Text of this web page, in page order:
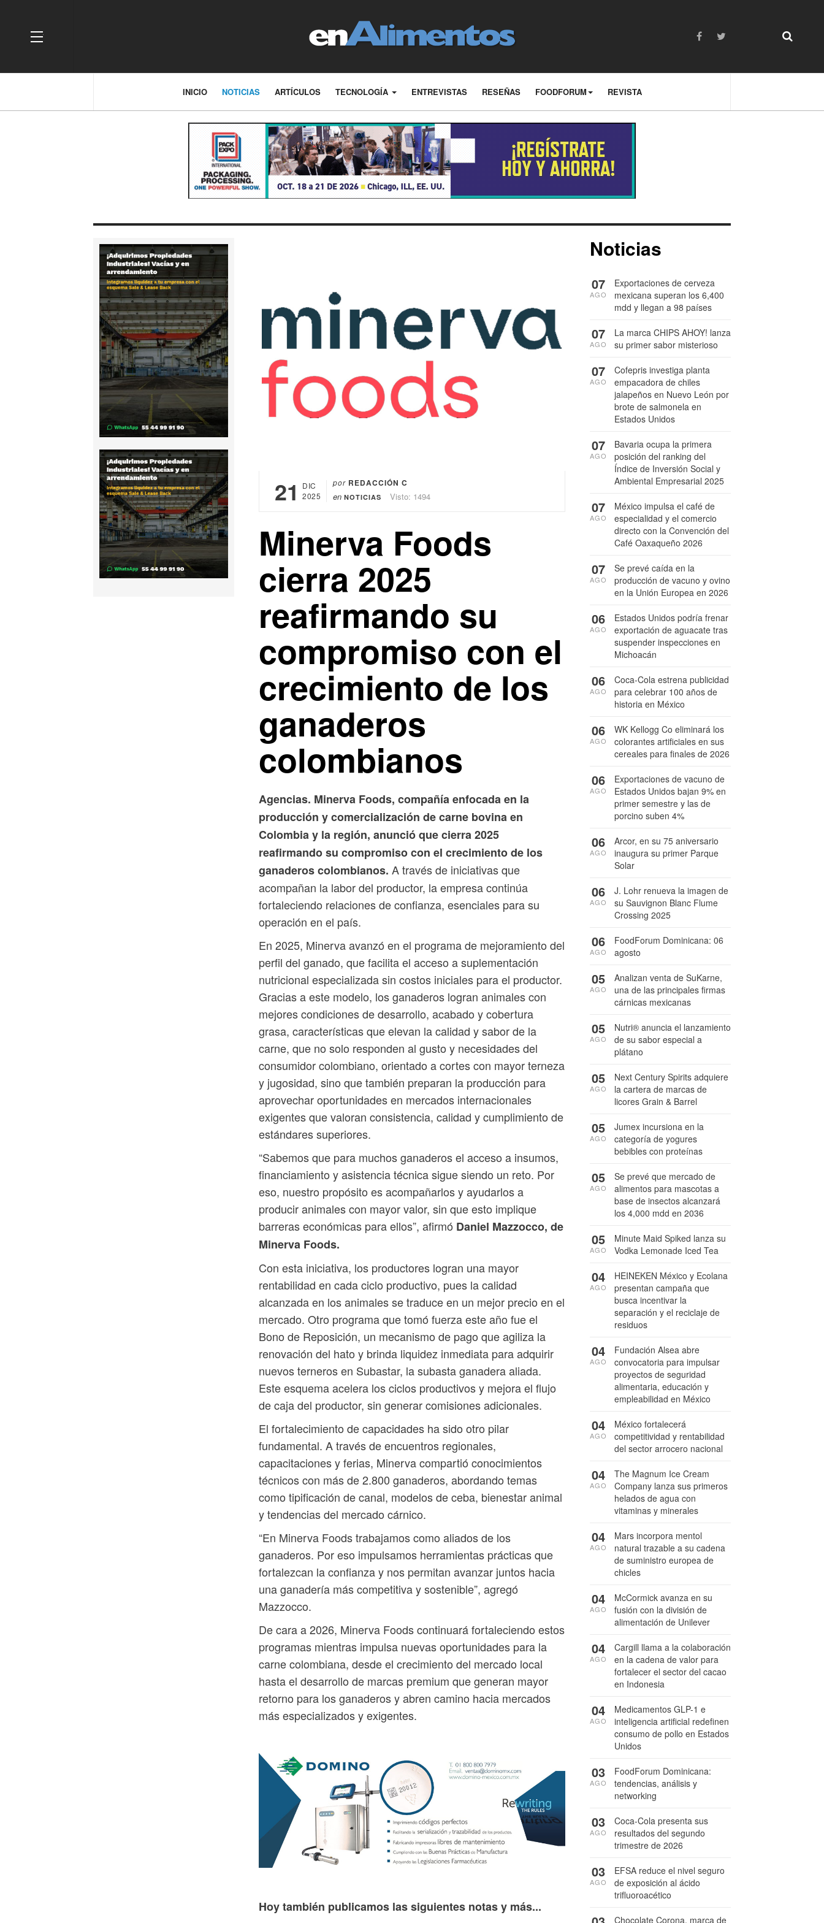
OFF CANVAS
INICIO NOTICIAS ARTÍCULOS TECNOLOGÍA ENTREVISTAS RESEÑAS FOODFORUM REVISTA
21
DIC
2025
por REDACCIÓN C
en NOTICIAS Visto: 1494
Minerva Foods
cierra 2025
reafirmando su
compromiso con el
crecimiento de los
ganaderos
colombianos
Agencias. Minerva Foods, compañía enfocada en la
producción y comercialización de carne bovina en
Colombia y la región, anunció que cierra 2025
reafirmando su compromiso con el crecimiento de los
ganaderos colombianos. A través de iniciativas que
acompañan la labor del productor, la empresa continúa
fortaleciendo relaciones de confianza, esenciales para su
operación en el país.
En 2025, Minerva avanzó en el programa de mejoramiento del
perfil del ganado, que facilita el acceso a suplementación
nutricional especializada sin costos iniciales para el productor.
Gracias a este modelo, los ganaderos logran animales con
mejores condiciones de desarrollo, acabado y cobertura
grasa, características que elevan la calidad y sabor de la
carne, que no solo responden al gusto y necesidades del
consumidor colombiano, orientado a cortes con mayor terneza
y jugosidad, sino que también preparan la producción para
aprovechar oportunidades en mercados internacionales
exigentes que valoran consistencia, calidad y cumplimiento de
estándares superiores.
“Sabemos que para muchos ganaderos el acceso a insumos,
financiamiento y asistencia técnica sigue siendo un reto. Por
eso, nuestro propósito es acompañarlos y ayudarlos a
producir animales con mayor valor, sin que esto implique
barreras económicas para ellos”, afirmó Daniel Mazzocco, de
Minerva Foods.
Con esta iniciativa, los productores logran una mayor
rentabilidad en cada ciclo productivo, pues la calidad
alcanzada en los animales se traduce en un mejor precio en el
mercado. Otro programa que tomó fuerza este año fue el
Bono de Reposición, un mecanismo de pago que agiliza la
renovación del hato y brinda liquidez inmediata para adquirir
nuevos terneros en Subastar, la subasta ganadera aliada.
Este esquema acelera los ciclos productivos y mejora el flujo
de caja del productor, sin generar comisiones adicionales.
El fortalecimiento de capacidades ha sido otro pilar
fundamental. A través de encuentros regionales,
capacitaciones y ferias, Minerva compartió conocimientos
técnicos con más de 2.800 ganaderos, abordando temas
como tipificación de canal, modelos de ceba, bienestar animal
y tendencias del mercado cárnico.
“En Minerva Foods trabajamos como aliados de los
ganaderos. Por eso impulsamos herramientas prácticas que
fortalezcan la confianza y nos permitan avanzar juntos hacia
una ganadería más competitiva y sostenible”, agregó
Mazzocco.
De cara a 2026, Minerva Foods continuará fortaleciendo estos
programas mientras impulsa nuevas oportunidades para la
carne colombiana, desde el crecimiento del mercado local
hasta el desarrollo de marcas premium que generan mayor
retorno para los ganaderos y abren camino hacia mercados
más especializados y exigentes.
Hoy también publicamos las siguientes notas y más...
Noticias
Exportaciones de cerveza
mexicana superan los 6,400
mdd y llegan a 98 países
07
AGO
La marca CHIPS AHOY! lanza
su primer sabor misterioso
07
AGO
Cofepris investiga planta
empacadora de chiles
jalapeños en Nuevo León por
brote de salmonela en
Estados Unidos
07
AGO
Bavaria ocupa la primera
posición del ranking del
Índice de Inversión Social y
Ambiental Empresarial 2025
07
AGO
México impulsa el café de
especialidad y el comercio
directo con la Convención del
Café Oaxaqueño 2026
07
AGO
Se prevé caída en la
producción de vacuno y ovino
en la Unión Europea en 2026
07
AGO
Estados Unidos podría frenar
exportación de aguacate tras
suspender inspecciones en
Michoacán
06
AGO
Coca-Cola estrena publicidad
para celebrar 100 años de
historia en México
06
AGO
WK Kellogg Co eliminará los
colorantes artificiales en sus
cereales para finales de 2026
06
AGO
Exportaciones de vacuno de
Estados Unidos bajan 9% en
primer semestre y las de
porcino suben 4%
06
AGO
Arcor, en su 75 aniversario
inaugura su primer Parque
Solar
06
AGO
J. Lohr renueva la imagen de
su Sauvignon Blanc Flume
Crossing 2025
06
AGO
FoodForum Dominicana: 06
agosto
06
AGO
Analizan venta de SuKarne,
una de las principales firmas
cárnicas mexicanas
05
AGO
Nutri® anuncia el lanzamiento
de su sabor especial a
plátano
05
AGO
Next Century Spirits adquiere
la cartera de marcas de
licores Grain & Barrel
05
AGO
Jumex incursiona en la
categoría de yogures
bebibles con proteínas
05
AGO
Se prevé que mercado de
alimentos para mascotas a
base de insectos alcanzará
los 4,000 mdd en 2036
05
AGO
Minute Maid Spiked lanza su
Vodka Lemonade Iced Tea
05
AGO
HEINEKEN México y Ecolana
presentan campaña que
busca incentivar la
separación y el reciclaje de
residuos
04
AGO
Fundación Alsea abre
convocatoria para impulsar
proyectos de seguridad
alimentaria, educación y
empleabilidad en México
04
AGO
México fortalecerá
competitividad y rentabilidad
del sector arrocero nacional
04
AGO
The Magnum Ice Cream
Company lanza sus primeros
helados de agua con
vitaminas y minerales
04
AGO
Mars incorpora mentol
natural trazable a su cadena
de suministro europea de
chicles
04
AGO
McCormick avanza en su
fusión con la división de
alimentación de Unilever
04
AGO
Cargill llama a la colaboración
en la cadena de valor para
fortalecer el sector del cacao
en Indonesia
04
AGO
Medicamentos GLP-1 e
inteligencia artificial redefinen
consumo de pollo en Estados
Unidos
04
AGO
FoodForum Dominicana:
tendencias, análisis y
networking
03
AGO
Coca-Cola presenta sus
resultados del segundo
trimestre de 2026
03
AGO
EFSA reduce el nivel seguro
de exposición al ácido
trifluoroacético
03
AGO
Chocolate Corona, marca de